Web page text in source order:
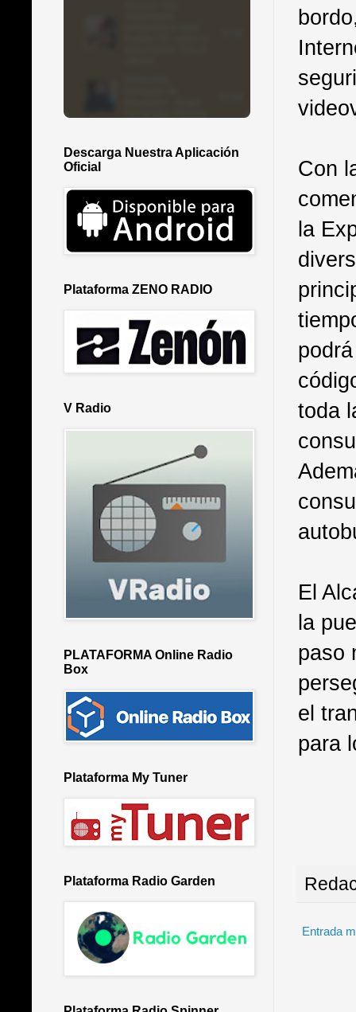
Con
la
toda
El
la
paso
el
para
Entrada
Descarga Nuestra Aplicación
Oficial
Plataforma ZENO RADIO
V Radio
PLATAFORMA Online Radio
Box
Plataforma My Tuner
Plataforma Radio Garden